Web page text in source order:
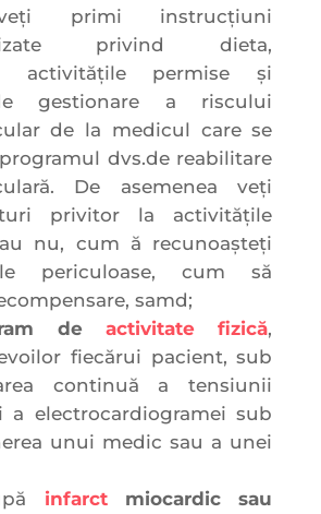
primi instrucțiuni
privind dieta,
activitățile permise și
gestionare a riscului
de la medicul care se
dvs.de reabilitare
De asemenea veți
privitor la activitățile
nu, cum ă recunoașteți
periculoase, cum să
samd;
de activitate fizică,
fiecărui pacient, sub
continuă a tensiunii
a electrocardiogramei sub
unui medic sau a unei
infarctmiocardic sau